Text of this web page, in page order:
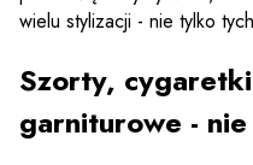
wielu stylizacji - nie tylko
Szorty,
garniturowe -